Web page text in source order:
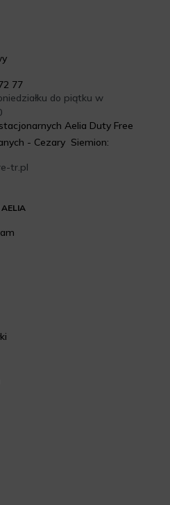
77
do piątku w
Aelia Duty Free
- Cezary Siemion:
tr.pl